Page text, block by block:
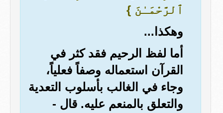
ٱلرَّحْمَـٰنَ }
وهكذا...
أما لفظ الرحيم فقد كثر في
القرآن استعماله وصفاً فعلياً،
وجاء في الغالب بأسلوب التعدية
والتعلق بالمنعم عليه. قال -